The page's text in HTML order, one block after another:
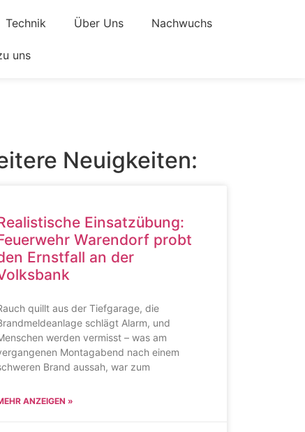
Technik Über Uns Nachwuchs
uns
Neuigkeiten:
Einsatzübung:
Warendorf probt
Ernstfall an der
quillt aus der Tiefgarage, die
schlägt Alarm, und
werden vermisst – was am
Montagabend nach einem
Brand aussah, war zum
ANZEIGEN »